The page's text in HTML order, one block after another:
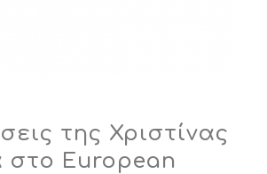
της Χριστίνας
European